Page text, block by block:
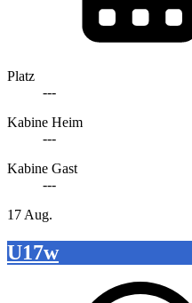
Platz
---
Kabine Heim
---
Kabine Gast
---
17 Aug.
U17w